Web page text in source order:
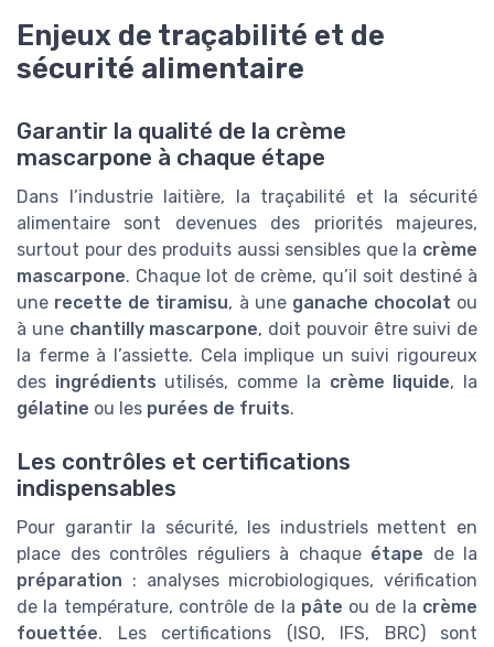
Enjeux de traçabilité et de
sécurité alimentaire
Garantir la qualité de la crème
mascarpone à chaque étape
Dans l’industrie laitière, la traçabilité et la sécurité
alimentaire sont devenues des priorités majeures,
surtout pour des produits aussi sensibles que la crème
mascarpone. Chaque lot de crème, qu’il soit destiné à
une recette de tiramisu, à une ganache chocolat ou
à une chantilly mascarpone, doit pouvoir être suivi de
la ferme à l’assiette. Cela implique un suivi rigoureux
des ingrédients utilisés, comme la crème liquide, la
gélatine ou les purées de fruits.
Les contrôles et certifications
indispensables
Pour garantir la sécurité, les industriels mettent en
place des contrôles réguliers à chaque étape de la
préparation : analyses microbiologiques, vérification
de la température, contrôle de la pâte ou de la crème
fouettée. Les certifications (ISO, IFS, BRC) sont